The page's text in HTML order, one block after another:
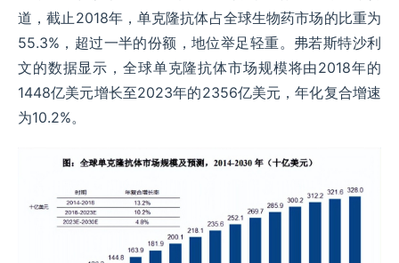
道，截止2018年，单克隆抗体占全球生物药市场的比重为
55.3%，超过一半的份额，地位举足轻重。弗若斯特沙利
文的数据显示，全球单克隆抗体市场规模将由2018年的
1448亿美元增长至2023年的2356亿美元，年化复合增速
为10.2%。